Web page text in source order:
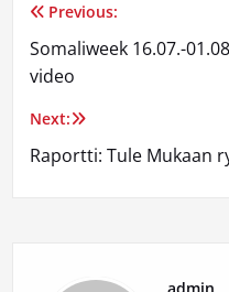
Artikkelien
selaus
Previous:
Somaliweek 16.07.-
video
Next:
Raportti: Tule Mukaan